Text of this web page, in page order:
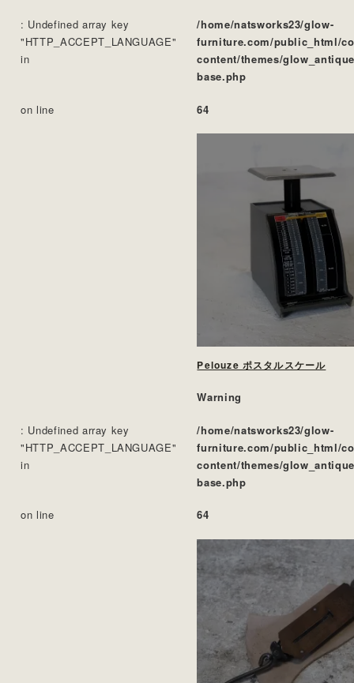
: Undefined array key
"HTTP_ACCEPT_LANGUAGE"
in
/home/natsworks23/glow-
furniture.com/public_html/
content/themes/
base.php
on line 64
Pelouze ポスタルスケール
Warning
: Undefined array key
"HTTP_ACCEPT_LANGUAGE"
in
/home/natsworks23/glow-
furniture.com/public_html/
content/themes/
base.php
on line 64